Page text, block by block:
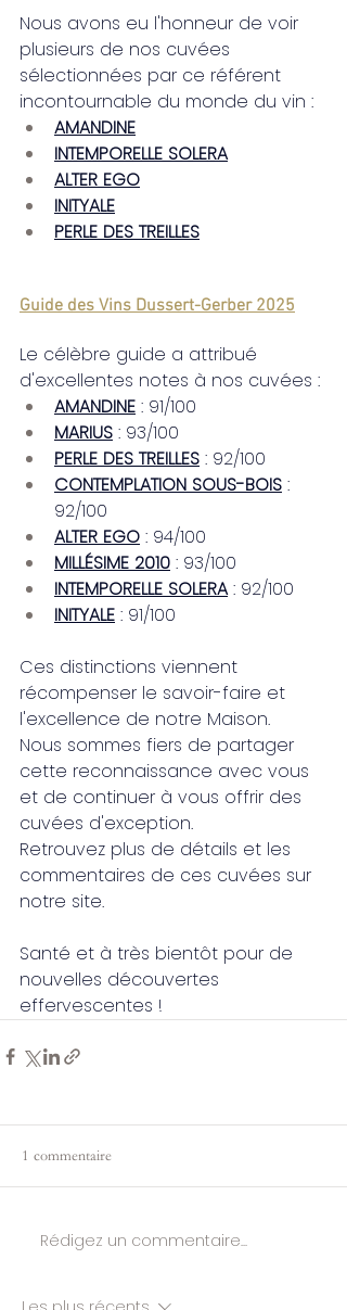
Nous avons eu l'honneur de voir
plusieurs de nos cuvées
sélectionnées par ce référent
incontournable du monde du vin :
AMANDINE
INTEMPORELLE SOLERA
ALTER EGO
INITYALE
PERLE DES TREILLES
Guide des Vins Dussert-Gerber 2025
Le célèbre guide a attribué
d'excellentes notes à nos cuvées :
AMANDINE : 91/100
MARIUS : 93/100
PERLE DES TREILLES : 92/100
CONTEMPLATION SOUS-BOIS :
92/100
ALTER EGO : 94/100
MILLÉSIME 2010 : 93/100
INTEMPORELLE SOLERA : 92/100
INITYALE : 91/100
Ces distinctions viennent
récompenser le savoir-faire et
l'excellence de notre Maison.
Nous sommes fiers de partager
cette reconnaissance avec vous
et de continuer à vous offrir des
cuvées d'exception.
Retrouvez plus de détails et les
commentaires de ces cuvées sur
notre site.
Santé et à très bientôt pour de
nouvelles découvertes
effervescentes !
1 commentaire
Rédigez un commentaire...